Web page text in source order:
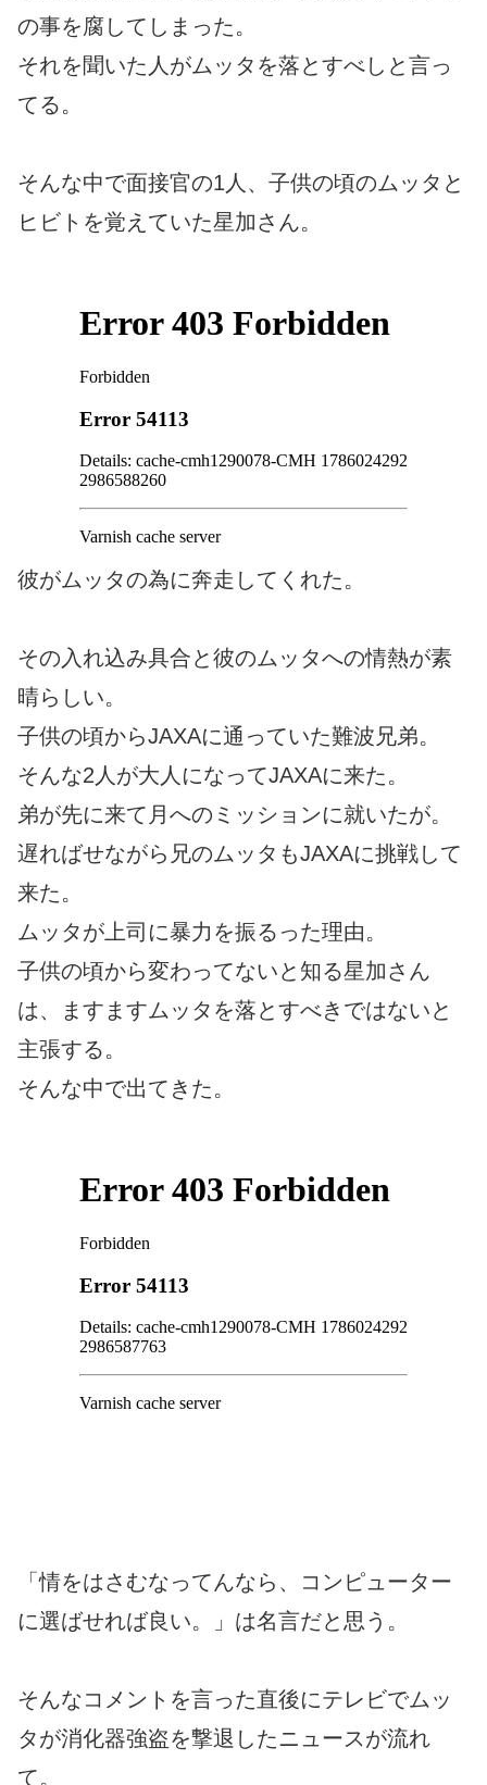
の事を腐してしまった。
それを聞いた人がムッタを落とすべしと言っ
てる。
そんな中で面接官の1人、子供の頃のムッタと
ヒビトを覚えていた星加さん。
彼がムッタの為に奔走してくれた。
その入れ込み具合と彼のムッタへの情熱が素
晴らしい。
子供の頃からJAXAに通っていた難波兄弟。
そんな2人が大人になってJAXAに来た。
弟が先に来て月へのミッションに就いたが。
遅ればせながら兄のムッタもJAXAに挑戦して
来た。
ムッタが上司に暴力を振るった理由。
子供の頃から変わってないと知る星加さん
は、ますますムッタを落とすべきではないと
主張する。
そんな中で出てきた。
「情をはさむなってんなら、コンピューター
に選ばせれば良い。」は名言だと思う。
そんなコメントを言った直後にテレビでムッ
タが消化器強盗を撃退したニュースが流れ
て。